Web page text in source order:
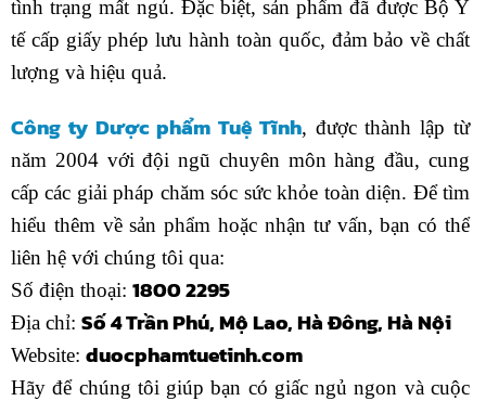
tình trạng mất ngủ. Đặc biệt, sản phẩm đã được Bộ Y
tế cấp giấy phép lưu hành toàn quốc, đảm bảo về chất
lượng và hiệu quả.
Công ty Dược phẩm Tuệ Tĩnh, được thành lập từ
năm 2004 với đội ngũ chuyên môn hàng đầu, cung
cấp các giải pháp chăm sóc sức khỏe toàn diện. Để tìm
hiểu thêm về sản phẩm hoặc nhận tư vấn, bạn có thể
liên hệ với chúng tôi qua:
Số điện thoại: 1800 2295
Địa chỉ: Số 4 Trần Phú, Mộ Lao, Hà Đông, Hà Nội
Website: duocphamtuetinh.com
Hãy để chúng tôi giúp bạn có giấc ngủ ngon và cuộc